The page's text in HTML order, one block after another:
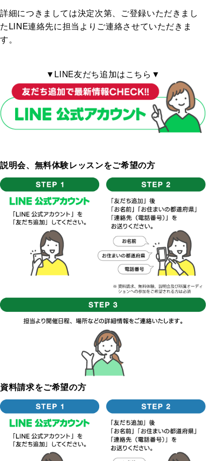
詳細につきましては決定次第、ご登録いただきまし
たLINE連絡先に担当よりご連絡させていただきま
す。
▼LINE友だち追加はこちら▼
説明会、無料体験レッスンをご希望の方
資料請求をご希望の方